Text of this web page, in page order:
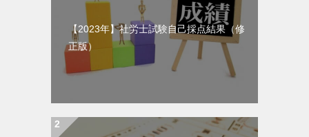
【2023年】社労士試験自己採点結果（修
正版）